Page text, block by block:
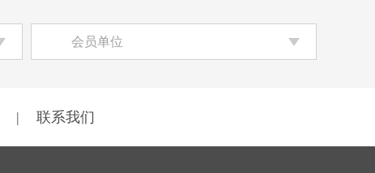
会员单位
| 联系我们